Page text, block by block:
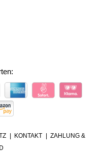
KONTAKT
ZAHLUNG &